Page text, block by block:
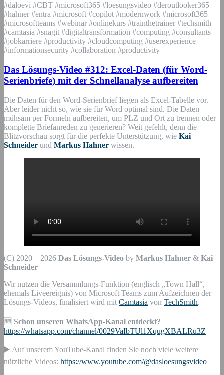
#daloevi #CBT #microsoft365 #loesungsvideo #deroutlooker365
#hahner #entra #microsoft #copilot #modernwork #microsoft365
#microsoftteams #webinar #onlinekurs #trainthetrainer #techsmith
#camtasia #snagit #digitaltransformation #computing #consultants
#jobkarriere #productivity #cloudcomputing #userexperience
#informationsecurity #collaboration #productivity
Das Lösungs-Video #312: Excel-Daten (für Word-
Serienbriefe) mit der Schnellanalyse aufbereiten
Die Daten für den Word-Serienbrief liegen als Excel-Tabelle vor.
Aber leider nicht so, wie sie für Word optimal sind. Die Daten
mühsam per Formeln aufbereiten, um PLZ und Ort zu trennen oder
komplette Briefanreden zu generieren? Weit gefehlt, denn die
Blitzvorschau sorgt für die perfekte Unterstützung, wie Kai
Schneider und Markus Hahner wissen.
(C) 2020 – 2026 Das Lösungs-Video by Markus Hahner & Kai
Schneider
Wir nutzen die Versammlungs-Funktion (englisch „Town Hall“,
ehemals Liveereignis) von Microsoft Teams zum Aufzeichnen der
Lösungs-Videos, finalisiert wird mit Camtasia von TechSmith.
🆕 Schon unseren WhatsApp-Kanal entdeckt?
https://whatsapp.com/channel/0029VaIbTUl1XqugXBALRu3Z
▶️ Auf unserem YouTube-Kanal finden Sie noch viele weitere
nützliche Videos: https://www.youtube.com/@dasloesungsvideo